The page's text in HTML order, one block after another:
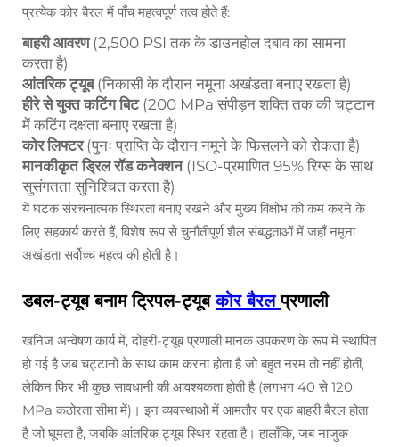
प्रत्येक कोर बैरल में पाँच महत्वपूर्ण तत्व होते हैं:
बाहरी आवरण(2,500 PSI तक के डाउनहोल दबाव का सामना
करता है)
आंतरिक ट्यूब(निकासी के दौरान नमूना अखंडता बनाए रखता है)
हीरे से युक्त कटिंग बिट (200 MPa संपीड़न शक्ति तक की चट्टान
में कटिंग दक्षता बनाए रखता है)
कोर लिफ्टर(पुनः प्राप्ति के दौरान नमूने के फिसलने को रोकता है)
मानकीकृत ड्रिल रॉड कनेक्शन (ISO-प्रमाणित 95% रिग्स के साथ
सुसंगतता सुनिश्चित करता है)
ये घटक संरचनात्मक स्थिरता बनाए रखने और मुख्य विक्षोभ को कम करने के
लिए सहकार्य करते हैं, विशेष रूप से चुनौतीपूर्ण शैल संबद्धताओं में जहाँ नमूना
अखंडता सर्वोच्च महत्व की होती है।
डबल-ट्यूब बनाम ट्रिपल-ट्यूबकोर बैरलप्रणाली
खनिज अन्वेषण कार्य में, दोहरी-ट्यूब प्रणाली मानक उपकरण के रूप में स्थापित
हो गई है जब चट्टानों के साथ काम करना होता है जो बहुत नरम तो नहीं होतीं,
लेकिन फिर भी कुछ सावधानी की आवश्यकता होती है (लगभग 40 से 120
MPa कठोरता सीमा में)। इन व्यवस्थाओं में आमतौर पर एक बाहरी बैरल होता
है जो घूमता है, जबकि आंतरिक ट्यूब स्थिर रहता है। हालाँकि, जब नाजुक